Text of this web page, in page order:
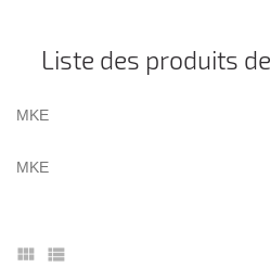
Liste des produits
MKE
MKE